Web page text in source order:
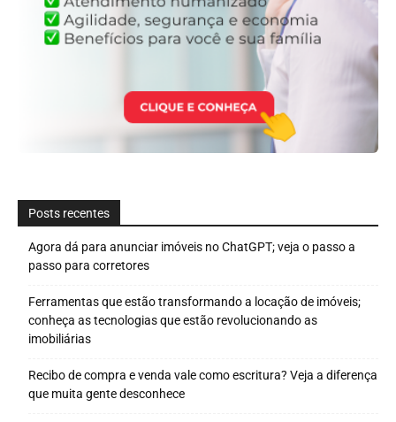
Posts recentes
Agora dá para anunciar imóveis no ChatGPT; veja o passo a
passo para corretores
Ferramentas que estão transformando a locação de imóveis;
conheça as tecnologias que estão revolucionando as
imobiliárias
Recibo de compra e venda vale como escritura? Veja a diferença
que muita gente desconhece